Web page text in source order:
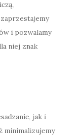
i pozwalamy
niej znak
jak i
minimalizujemy